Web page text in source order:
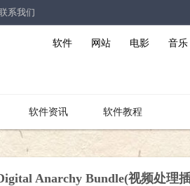
系我们
软件 网站 电影 音乐
软件资讯 软件教程
Digital Anarchy Bundle(视频处理